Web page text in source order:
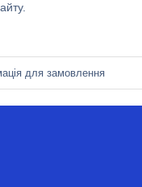
для замовлення